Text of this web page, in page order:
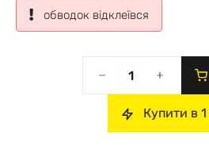
обводок відклеївся
Купити в 1